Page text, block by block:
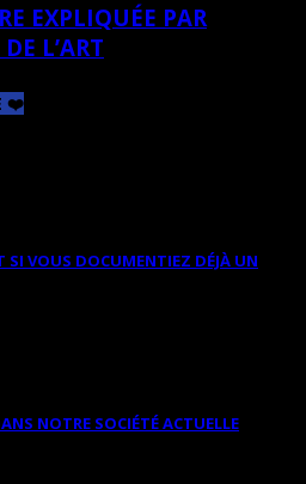
EXPLIQUÉE PAR
L’ART
❤️
SI VOUS DOCUMENTIEZ DÉJÀ UN
NOTRE SOCIÉTÉ ACTUELLE